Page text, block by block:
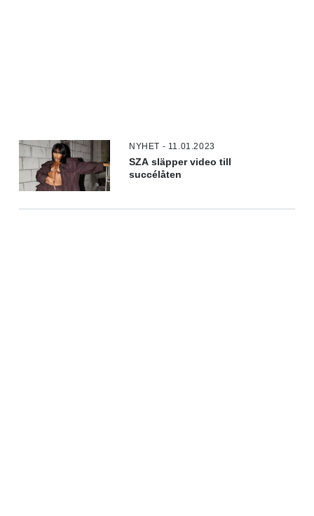
NYHET - 11.01.2023
SZA släpper video till
succélåten